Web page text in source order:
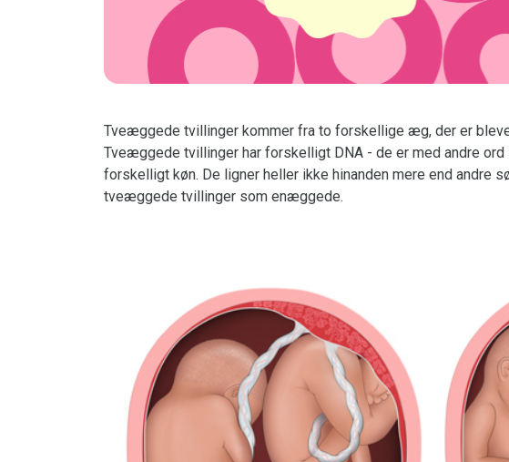
Tveæggede tvillinger kommer fra to forskellige æg, der er
Tveæggede tvillinger har forskelligt DNA - de er med andre
forskelligt køn. De ligner heller ikke hinanden mere end andre
tveæggede tvillinger som enæggede.